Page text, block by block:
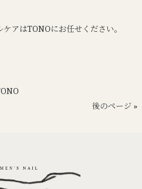
アはTONOにお任せください。
後のページ »